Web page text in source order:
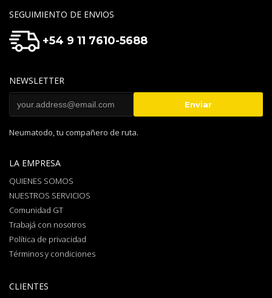
SEGUIMIENTO DE ENVIOS
+54 9 11 7610-5688
NEWSLETTER
Neumatodo, tu compañero de ruta.
LA EMPRESA
QUIENES SOMOS
NUESTROS SERVICIOS
Comunidad GT
Trabajá con nosotros
Política de privacidad
Términos y condiciones
CLIENTES